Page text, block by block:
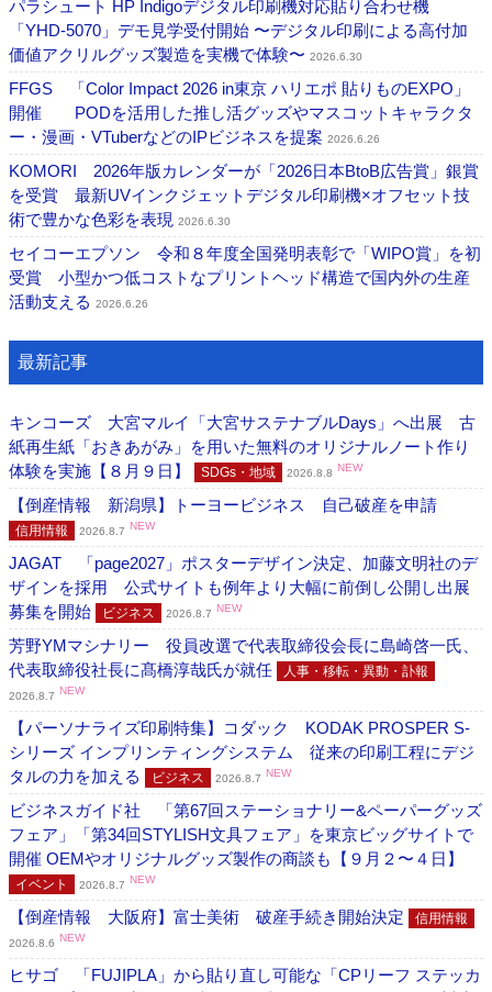
パラシュート HP Indigoデジタル印刷機対応貼り合わせ機
「YHD-5070」デモ見学受付開始 〜デジタル印刷による高付加
価値アクリルグッズ製造を実機で体験〜 2026.6.30
FFGS 「Color Impact 2026 in東京 ハリエポ 貼りものEXPO」
開催 PODを活用した推し活グッズやマスコットキャラクタ
ー・漫画・VTuberなどのIPビジネスを提案 2026.6.26
KOMORI 2026年版カレンダーが「2026日本BtoB広告賞」銀賞
を受賞 最新UVインクジェットデジタル印刷機×オフセット技
術で豊かな色彩を表現 2026.6.30
セイコーエプソン 令和８年度全国発明表彰で「WIPO賞」を初
受賞 小型かつ低コストなプリントヘッド構造で国内外の生産
活動支える 2026.6.26
最新記事
キンコーズ 大宮マルイ「大宮サステナブルDays」へ出展 古
紙再生紙「おきあがみ」を用いた無料のオリジナルノート作り
体験を実施【８月９日】
SDGs・地域 2026.8.8 NEW
【倒産情報 新潟県】トーヨービジネス 自己破産を申請
信用情報 2026.8.7 NEW
JAGAT 「page2027」ポスターデザイン決定、加藤文明社のデ
ザインを採用 公式サイトも例年より大幅に前倒し公開し出展
募集を開始
ビジネス 2026.8.7 NEW
芳野YMマシナリー 役員改選で代表取締役会長に島崎啓一氏、
代表取締役社長に髙橋淳哉氏が就任
人事・移転・異動・訃報
2026.8.7 NEW
【パーソナライズ印刷特集】コダック KODAK PROSPER S-
シリーズ インプリンティングシステム 従来の印刷工程にデジ
タルの力を加える
ビジネス 2026.8.7 NEW
ビジネスガイド社 「第67回ステーショナリー&ペーパーグッズ
フェア」「第34回STYLISH文具フェア」を東京ビッグサイトで
開催 OEMやオリジナルグッズ製作の商談も【９月２〜４日】
イベント 2026.8.7 NEW
【倒産情報 大阪府】富士美術 破産手続き開始決定 信用情報
2026.8.6 NEW
ヒサゴ 「FUJIPLA」から貼り直し可能な「CPリーフ ステッカ